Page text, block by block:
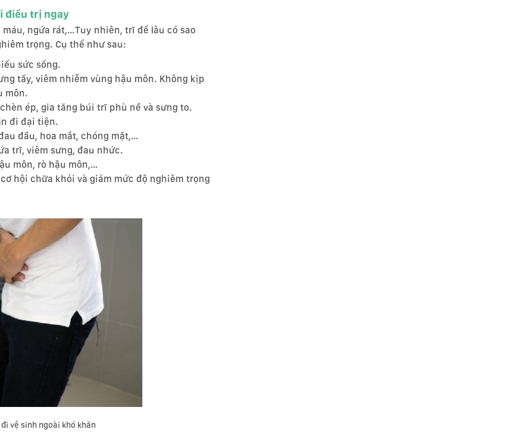
điều trị ngay
ngứa rát,…Tuy nhiên, trĩ để lâu có sao
trọng. Cụ thể như sau:
sức sống.
tấy, viêm nhiễm vùng hậu môn. Không kịp
môn.
ép, gia tăng búi trĩ phù nề và sưng to.
đi đại tiện.
đầu, hoa mắt, chóng mặt,…
trĩ, viêm sưng, đau nhức.
môn, rò hậu môn,…
hội chữa khỏi và giảm mức độ nghiêm trọng
vệ sinh ngoài khó khăn